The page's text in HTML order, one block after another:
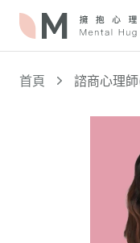
首頁 諮商心理